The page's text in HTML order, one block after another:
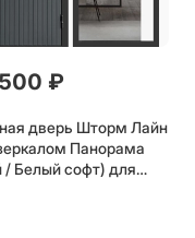
₽
дверь Шторм Лайн
Панорама
/ Белый софт) для